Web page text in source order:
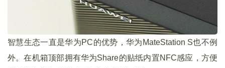
智慧生态一直是华为PC的优势，华为MateStation S也不例
外。在机箱顶部拥有华为Share的贴纸内置NFC感应，方便